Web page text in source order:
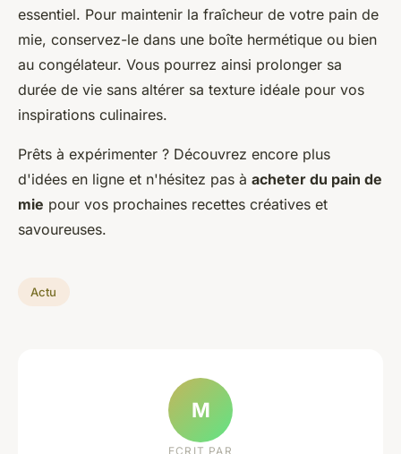
essentiel. Pour maintenir la fraîcheur de votre pain de
mie, conservez-le dans une boîte hermétique ou bien
au congélateur. Vous pourrez ainsi prolonger sa
durée de vie sans altérer sa texture idéale pour vos
inspirations culinaires.
Prêts à expérimenter ? Découvrez encore plus
d'idées en ligne et n'hésitez pas à acheter du pain de
mie pour vos prochaines recettes créatives et
savoureuses.
Actu
M
ECRIT PAR